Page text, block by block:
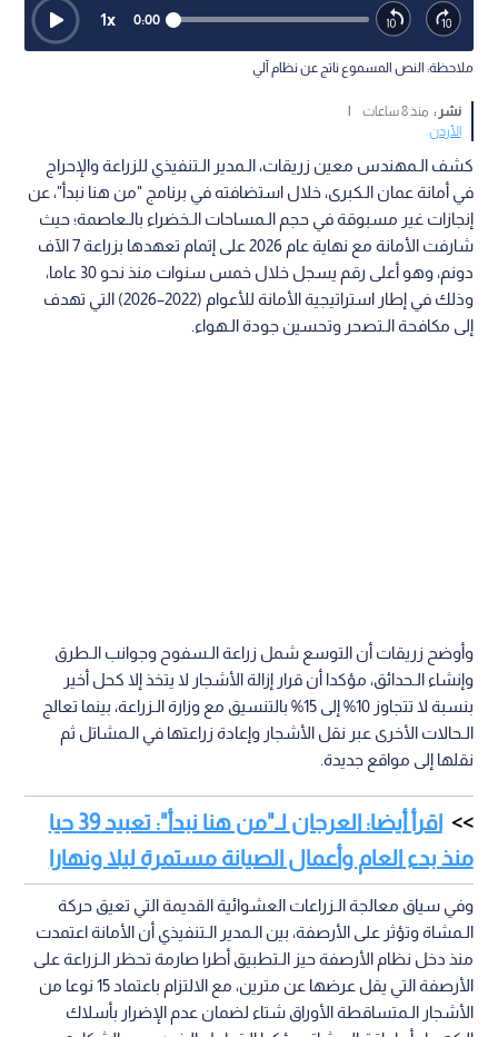
0:00
1x
ملاحظة: النص المسموع ناتج عن نظام آلي
نشر : منذ 8 ساعات
|
الأردن
كشف الـمهندس معين زريقات، الـمدير الـتنفيذي للزراعة والإحراج
في أمانة عمان الـكبرى، خلال استضافته في برنامج "من هنا نبدأ"، عن
إنجازات غير مسبوقة في حجم الـمساحات الـخضراء بالـعاصمة؛ حيث
شارفت الأمانة مع نهاية عام 2026 على إتمام تعهدها بزراعة 7 الآف
دونم، وهو أعلى رقم يسجل خلال خمس سنوات منذ نحو 30 عاما،
وذلك في إطار استراتيجية الأمانة للأعوام (2022–2026) التي تهدف
إلى مكافحة الـتصحر وتحسين جودة الـهواء.
وأوضح زريقات أن التوسع شمل زراعة الـسفوح وجوانب الـطرق
وإنشاء الـحدائق، مؤكدا أن قرار إزالة الأشجار لا يتخذ إلا كحل أخير
بنسبة لا تتجاوز 10% إلى 15% بالتنسيق مع وزارة الـزراعة، بينما تعالج
الـحالات الأخرى عبر نقل الأشجار وإعادة زراعتها في الـمشاتل ثم
نقلها إلى مواقع جديدة.
اقرأ أيضا: العرجان لـ"من هنا نبدأ": تعبيد 39 حيا
منذ بدء العام وأعمال الصيانة مستمرة ليلا ونهارا
وفي سياق معالجة الـزراعات العشوائية القديمة التي تعيق حركة
الـمشاة وتؤثر على الأرصفة، بين الـمدير الـتنفيذي أن الأمانة اعتمدت
منذ دخل نظام الأرصفة حيز الـتطبيق أطرا صارمة تحظر الـزراعة على
الأرصفة التي يقل عرضها عن مترين، مع الالتزام باعتماد 15 نوعا من
الأشجار الـمتساقطة الأوراق شتاء لضمان عدم الإضرار بأسلاك